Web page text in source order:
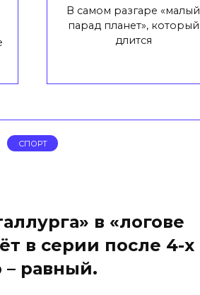
В самом разгаре «малый
парад планет», который
длится
СПОРТ
в «логове
в серии после 4-х
– равный.